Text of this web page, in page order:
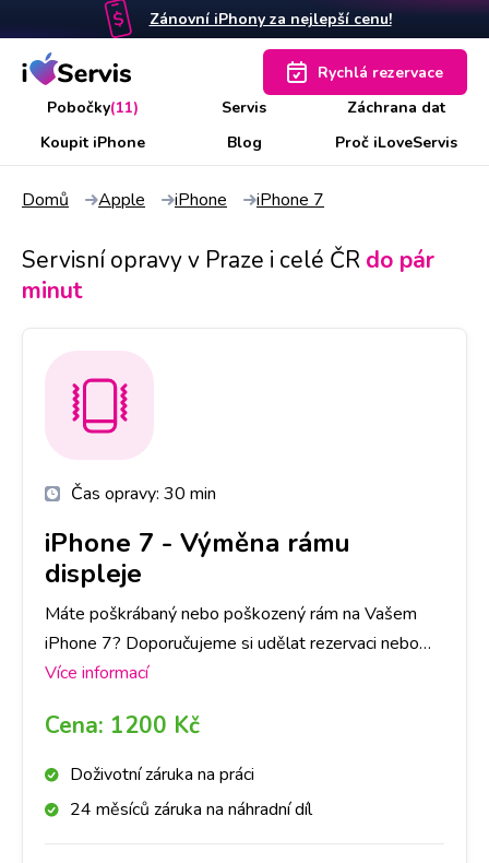
Zánovní iPhony za nejlepší cenu!
Pobočky(11) Servis
Záchrana dat
Koupit iPhone
Blog Proč iLoveServis
Rychlá rezervace
Domů Apple iPhone iPhone 7
Servisní opravy v Praze i celé ČR do pár
minut
Čas opravy: 30 min
iPhone 7 - Výměna rámu
displeje
Máte poškrábaný nebo poškozený rám na Vašem
iPhone 7? Doporučujeme si udělat rezervaci nebo
zavolat na vybranou pobočku. Do hodiny Vám rám
Více informací
Cena: 1200 Kč
Doživotní záruka na práci
24 měsíců záruka na náhradní díl